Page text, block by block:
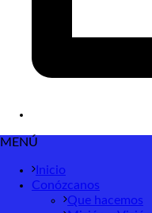
MENÚ
Inicio
Conózcanos
Que hacemos